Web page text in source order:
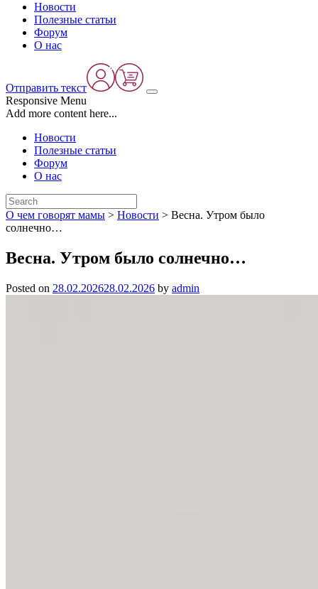
Новости
Полезные статьи
Форум
О нас
Отправить текст
Responsive Menu
Add more content here...
Новости
Полезные статьи
Форум
О нас
О чем говорят мамы > Новости > Весна. Утром было
солнечно…
Весна. Утром было солнечно…
Posted on 28.02.202628.02.2026 by admin